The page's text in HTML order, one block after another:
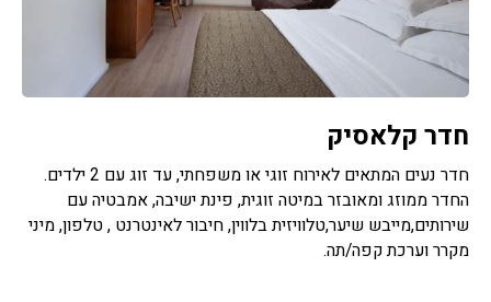
חדר קלאסיק
חדר נעים המתאים לאירוח זוגי או משפחתי, עד זוג עם 2 ילדים.
החדר ממוזג ומאובזר במיטה זוגית, פינת ישיבה, אמבטיה עם
שירותים,מייבש שיער,טלוויזית בלווין, חיבור לאינטרנט , טלפון, מיני
מקרר וערכת קפה/תה.